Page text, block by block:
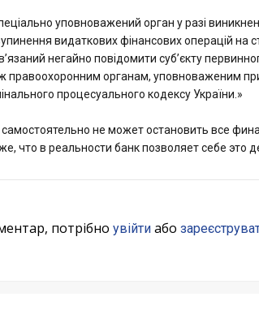
уповноважений орган у разі
видаткових фінансових операцій на
негайно повідомити суб’єкту
правоохоронним органам, уповноваженим
процесуального кодексу України.»
самостоятельно не может остановить все
что в реальности банк позволяет себе это
потрібно увійти або